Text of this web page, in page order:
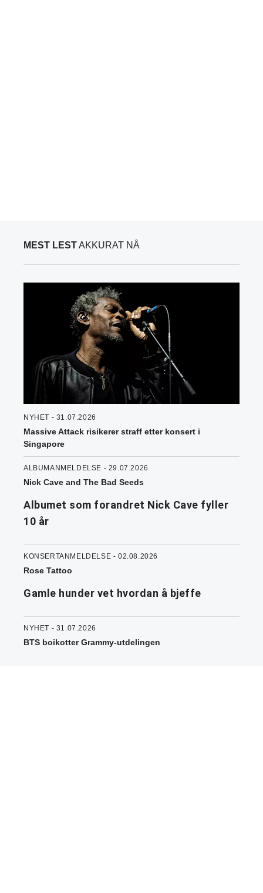
MEST LESTAKKURAT NÅ
NYHET - 31.07.2026
Massive Attack risikerer straff etter konsert i
Singapore
ALBUMANMELDELSE - 29.07.2026
Nick Cave and The Bad Seeds
Albumet som forandret Nick Cave fyller
10 år
KONSERTANMELDELSE - 02.08.2026
Rose Tattoo
Gamle hunder vet hvordan å bjeffe
NYHET - 31.07.2026
BTS boikotter Grammy-utdelingen